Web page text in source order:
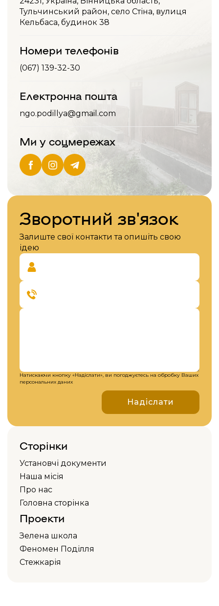
Тульчинський район, село Стіна, вулиця
Кельбаса, будинок 38
Номери телефонів
(067) 139-32-30
Електронна пошта
ngo.podillya@gmail.com
Ми у соцмережах
Зворотний зв'язок
Залиште свої контакти та опишіть свою
ідею
Натискаючи кнопку «Надіслати», ви погоджуєтесь на обробку Ваших
персональних даних
Надіслати
Сторінки
Установчі документи
Наша місія
Про нас
Головна сторінка
Проекти
Зелена школа
Феномен Поділля
Стежкарія